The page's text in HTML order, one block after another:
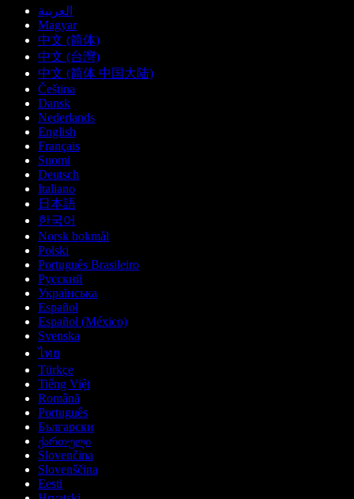
العربية
Magyar
中文 (简体)
中文 (台灣)
中文 (简体 中国大陆)
Čeština
Dansk
Nederlands
English
Français
Suomi
Deutsch
Italiano
日本語
한국어
Norsk bokmål
Polski
Português Brasileiro
Русский
Українська
Español
Español (México)
Svenska
ไทย
Türkçe
Tiếng Việt
Română
Português
Български
ქართული
Slovenčina
Slovenščina
Eesti